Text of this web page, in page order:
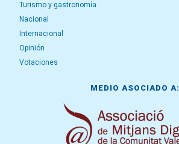
Turismo y gastronomía
Nacional
Internacional
Opinión
Votaciones
MEDIO ASOCIADO A: